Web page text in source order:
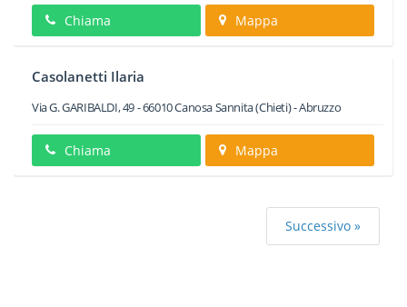
Chiama Mappa
Casolanetti Ilaria
Via G. GARIBALDI, 49-66010Canosa Sannita(Chieti) -Abruzzo
Chiama Mappa
Successivo »